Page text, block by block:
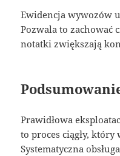
Ewidencja wywozów
Pozwala to zachować
notatki zwiększają
Prawidłowa
to proces ciągły,
Systematyczna